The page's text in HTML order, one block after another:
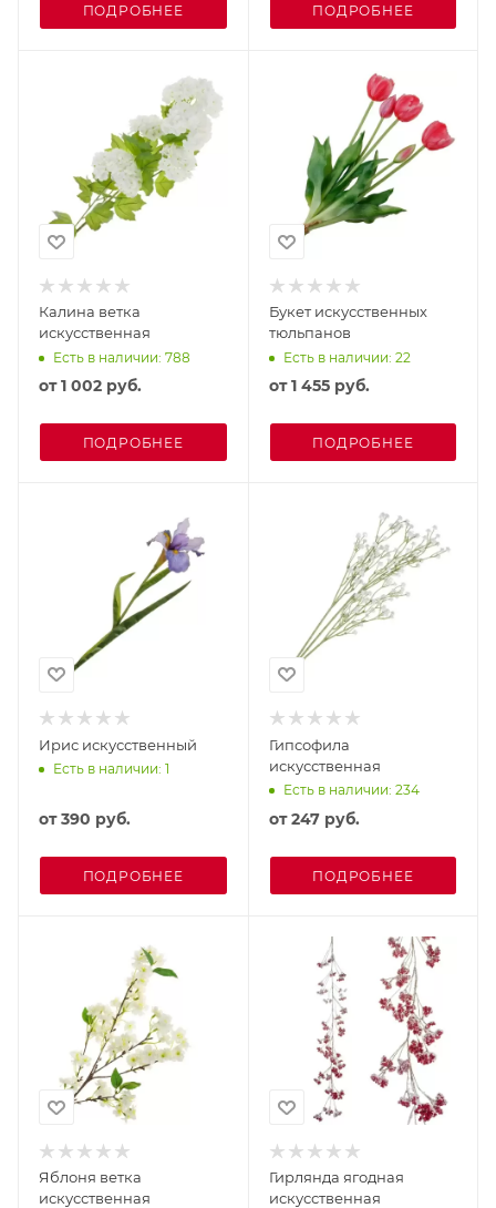
ПОДРОБНЕЕ ПОДРОБНЕЕ
Калина ветка
искусственная
Есть в наличии: 788
от1 002 руб.
ПОДРОБНЕЕ
Букет искусственных
тюльпанов
Есть в наличии: 22
от1 455 руб.
ПОДРОБНЕЕ
Ирис искусственный
Есть в наличии: 1
от390 руб.
ПОДРОБНЕЕ
Гипсофила
искусственная
Есть в наличии: 234
от247 руб.
ПОДРОБНЕЕ
Яблоня ветка
искусственная
Гирлянда ягодная
искусственная